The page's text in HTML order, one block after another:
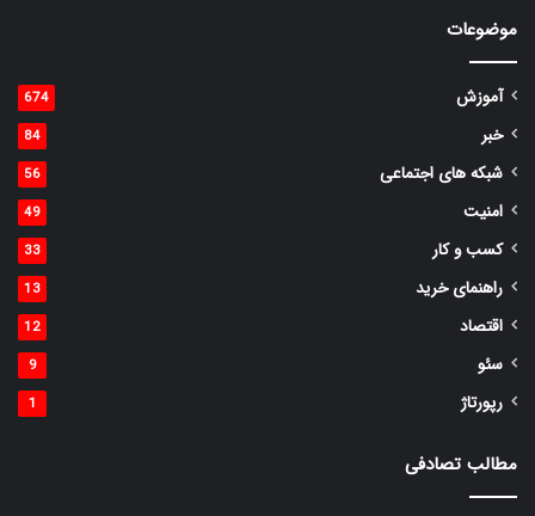
موضوعات
آموزش 674
خبر 84
شبکه های اجتماعی 56
امنیت 49
کسب و کار 33
راهنمای خرید 13
اقتصاد 12
سئو 9
رپورتاژ 1
مطالب تصادفی